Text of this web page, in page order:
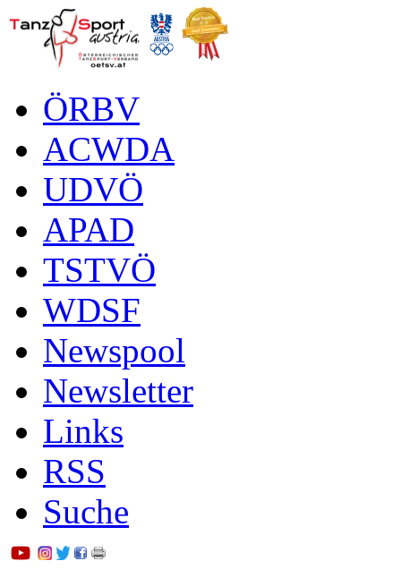
ÖRBV
ACWDA
UDVÖ
APAD
TSTVÖ
WDSF
Newspool
Newsletter
Links
RSS
Suche